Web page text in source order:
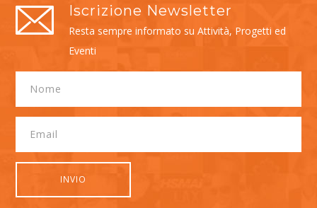
Iscrizione Newsletter
Resta sempre informato su Attività, Progetti ed
Eventi